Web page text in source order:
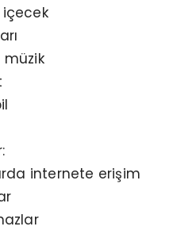
içecek
müzik
internete erişim